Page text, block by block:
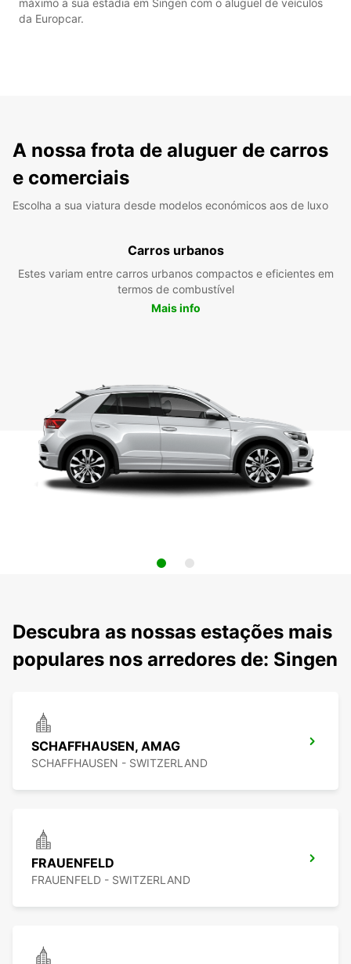
máximo a sua estadia em Singen com o aluguel de veículos
da Europcar.
A nossa frota de aluguer de carros
e comerciais
Escolha a sua viatura desde modelos económicos aos de luxo
Carros urbanos
Estes variam entre carros urbanos compactos e eficientes em
termos de combustível
Mais info
Descubra as nossas estações mais
populares nos arredores de: Singen
SCHAFFHAUSEN, AMAG
SCHAFFHAUSEN - SWITZERLAND
FRAUENFELD
FRAUENFELD - SWITZERLAND